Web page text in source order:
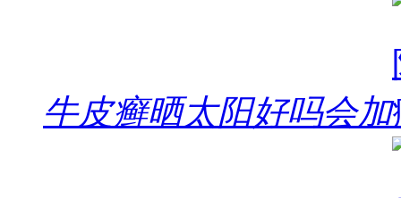
牛皮癣晒太阳好吗会加